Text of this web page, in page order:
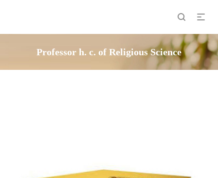
Professor h. c. of Religious Science